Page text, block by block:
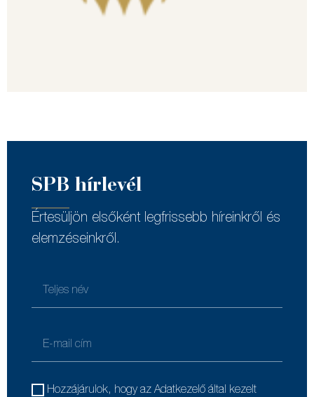
SPB hírlevél
Értesüljön elsőként legfrissebb híreinkről és
elemzéseinkről.
Hozzájárulok, hogy az Adatkezelő által kezelt